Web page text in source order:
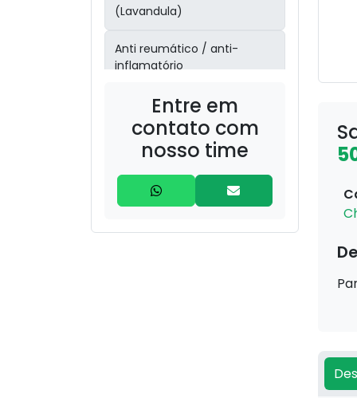
(Lavandula)
Anti reumático / anti-
inflamatório
aroeira
(Schinusterebinthifolia)
barbatimão
(Stryphnodendron)
Boldo (Peumus boldus) –
30g
Entre em
contato com
nosso time